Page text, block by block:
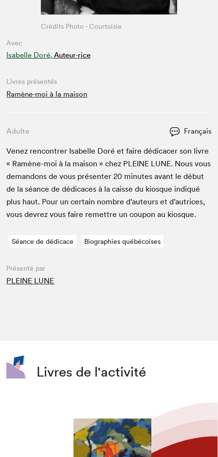
Avec
Isabelle Doré, Auteur·rice
Crédits Photo - Courtoisie
Livres présentés
Ramène-moi à la maison
Adulte Français
Venez ren­con­tr­er Isabelle Doré et faire dédi­cac­er son livre
« Ramène-moi à la mai­son » chez PLEINE LUNE. Nous vous
deman­dons de vous présen­ter20 min­utes avant le début
de la séance de dédi­caces à la caisse du kiosque indiqué
plus haut. Pour un cer­tain nom­bre d’auteurs et d’autrices,
vous devrez vous faire remet­tre un coupon au kiosque.
Séance de dédicace Biographies québécoises
Présenté par
PLEINE LUNE
Livres de l'activité